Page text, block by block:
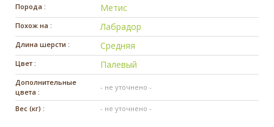
Порода : Метис
Похож на : Лабрадор
Длина шерсти : Средняя
Цвет : Палевый
Дополнительные
цвета :
- не уточнено -
Вес (кг) : - не уточнено -